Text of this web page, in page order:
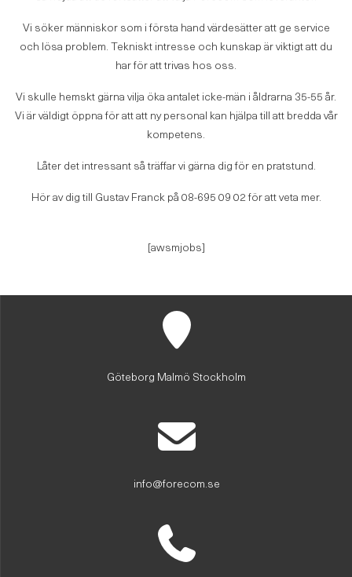
Vi söker människor som i första hand värdesätter att ge service
och lösa problem. Tekniskt intresse och kunskap är viktigt att du
har för att trivas hos oss.
Vi skulle hemskt gärna vilja öka antalet icke-män i åldrarna 35-55 år.
Vi är väldigt öppna för att att ny personal kan hjälpa till att bredda vår
kompetens.
Låter det intressant så träffar vi gärna dig för en pratstund.
Hör av dig till Gustav Franck på 08-695 09 02 för att veta mer.
[awsmjobs]
Göteborg Malmö Stockholm
info@forecom.se